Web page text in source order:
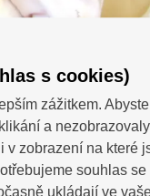
SDÍLEJTE:
s cookies)
zážitkem.
a
v zobrazení na které
souhlas se
ukládají ve